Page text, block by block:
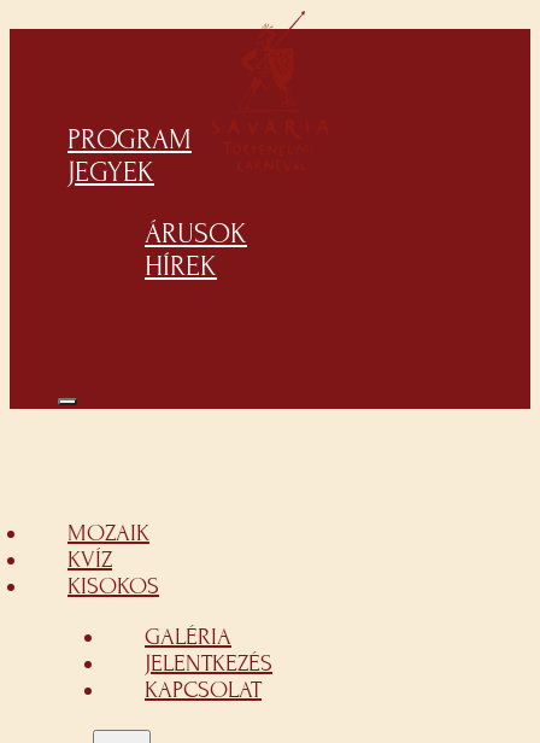
PROGRAM
JEGYEK
ÁRUSOK
HÍREK
MOZAIK
KVÍZ
KISOKOS
GALÉRIA
JELENTKEZÉS
KAPCSOLAT